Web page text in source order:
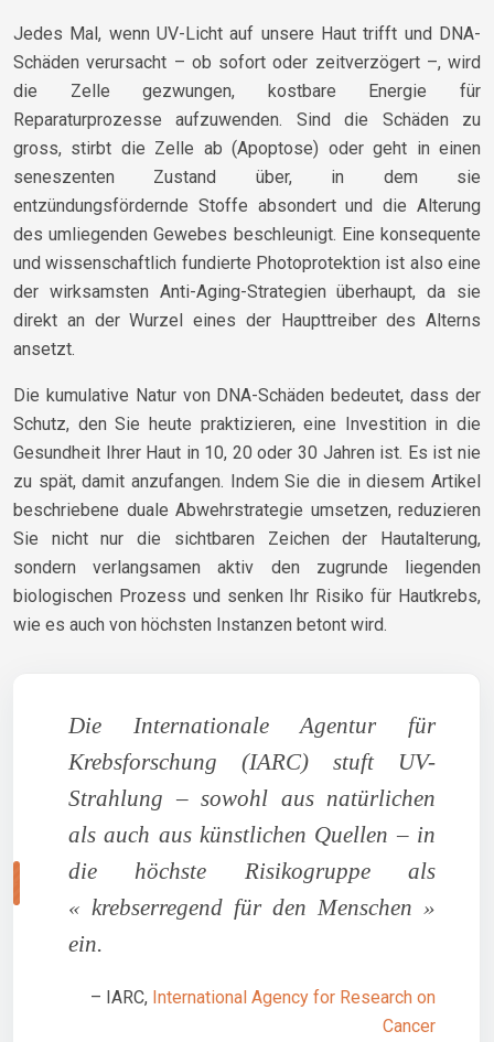
Jedes Mal, wenn UV-Licht auf unsere Haut trifft und DNA-
Schäden verursacht – ob sofort oder zeitverzögert –, wird
die Zelle gezwungen, kostbare Energie für
Reparaturprozesse aufzuwenden. Sind die Schäden zu
gross, stirbt die Zelle ab (Apoptose) oder geht in einen
seneszenten Zustand über, in dem sie
entzündungsfördernde Stoffe absondert und die Alterung
des umliegenden Gewebes beschleunigt. Eine konsequente
und wissenschaftlich fundierte Photoprotektion ist also eine
der wirksamsten Anti-Aging-Strategien überhaupt, da sie
direkt an der Wurzel eines der Haupttreiber des Alterns
ansetzt.
Die kumulative Natur von DNA-Schäden bedeutet, dass der
Schutz, den Sie heute praktizieren, eine Investition in die
Gesundheit Ihrer Haut in 10, 20 oder 30 Jahren ist. Es ist nie
zu spät, damit anzufangen. Indem Sie die in diesem Artikel
beschriebene duale Abwehrstrategie umsetzen, reduzieren
Sie nicht nur die sichtbaren Zeichen der Hautalterung,
sondern verlangsamen aktiv den zugrunde liegenden
biologischen Prozess und senken Ihr Risiko für Hautkrebs,
wie es auch von höchsten Instanzen betont wird.
Die Internationale Agentur für
Krebsforschung (IARC) stuft UV-
Strahlung – sowohl aus natürlichen
als auch aus künstlichen Quellen – in
die höchste Risikogruppe als
« krebserregend für den Menschen »
ein.
– IARC, International Agency for Research on
Cancer